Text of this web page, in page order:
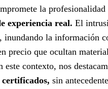
la profesionalidad
experiencia real. El
inundando la información
precio que ocultan
este contexto, nos
sin